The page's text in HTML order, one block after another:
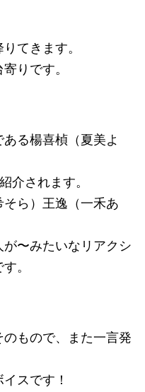
てきます。
りです。
る楊喜楨（夏美よ
介されます。
ら）王逸（一禾あ
〜みたいなリアクシ
。
もので、また一言発
スです！